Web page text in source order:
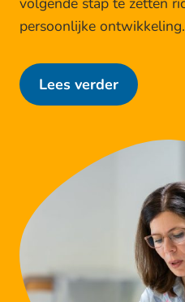
persoonlijke ontwikkeling.
Lees verder